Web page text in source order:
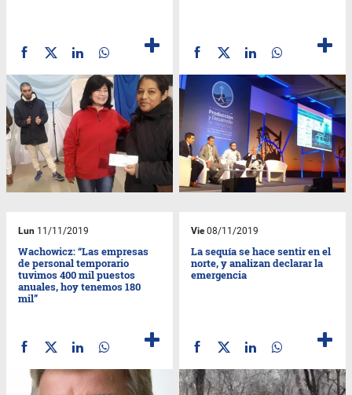
Lun 11/11/2019
Wachowicz: “Las empresas
de personal temporario
tuvimos 400 mil puestos
anuales, hoy tenemos 180
mil”
Vie08/11/2019
La sequía se hace sentir en el
norte, y analizan declarar la
emergencia